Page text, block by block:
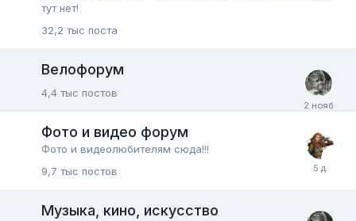
тут нет!
32,2 тыс поста
Велофорум
4,4 тыс постов
Фото и видео форум
Фото и видеолюбителям сюда!!!
9,7 тыс постов
Музыка, кино, искусство